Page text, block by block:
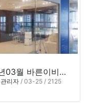
21년03월 바른이비인후과 (부산시 기장군 일광면)
관리자/ 03-25 / 2125